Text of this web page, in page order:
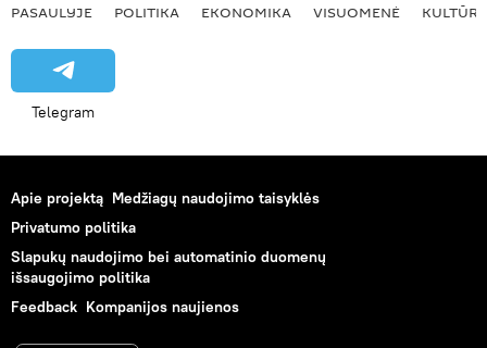
PASAULYJE POLITIKA EKONOMIKA VISUOMENĖ KULTŪRA
Telegram
Apie projektą Medžiagų naudojimo taisyklės
Privatumo politika
Slapukų naudojimo bei automatinio duomenų
išsaugojimo politika
Feedback Kompanijos naujienos